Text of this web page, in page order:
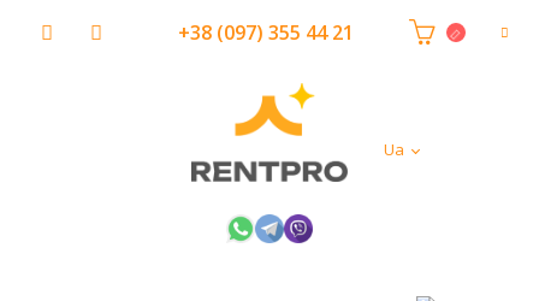
Ua
+38 (097) 355 44 21